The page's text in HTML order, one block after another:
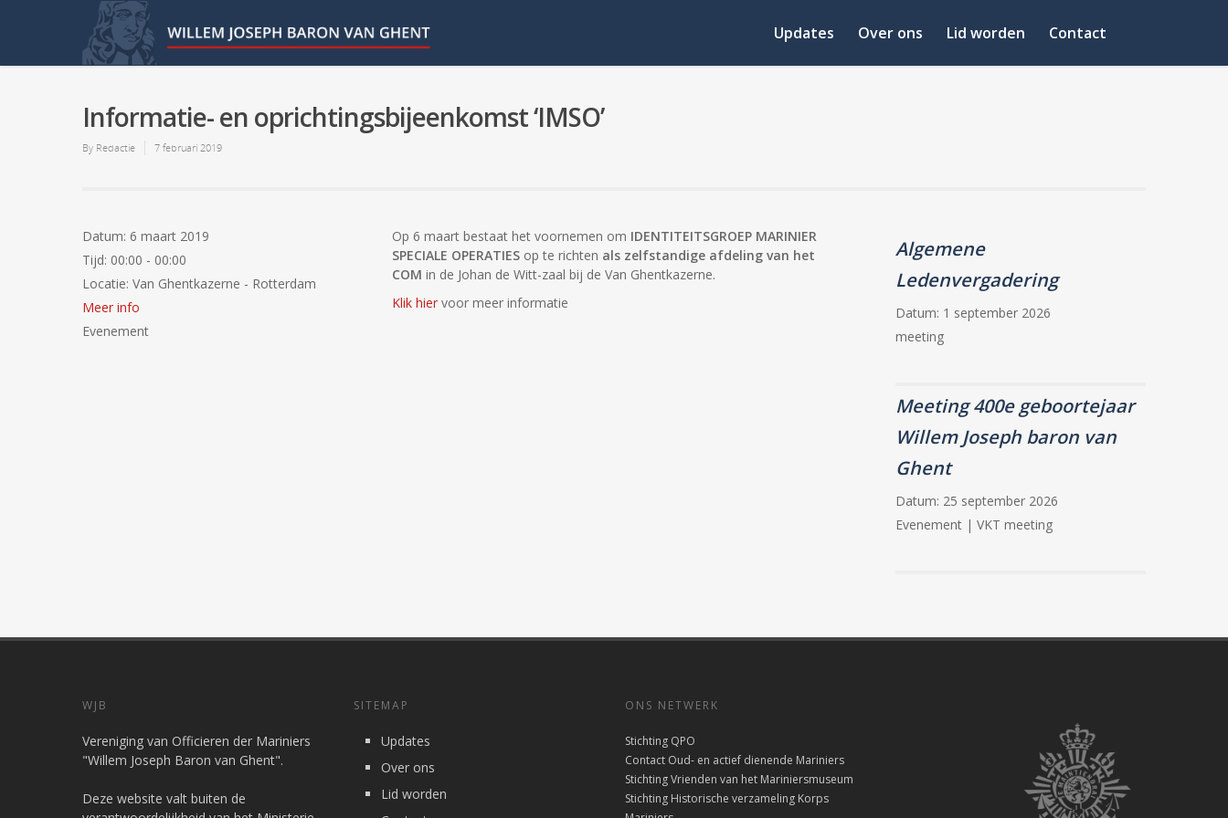
Updates Over ons Lid worden Contact
Informatie- en oprichtingsbijeenkomst ‘IMSO’
By Redactie 7 februari 2019
Datum: 6 maart 2019
Tijd: 00:00 - 00:00
Locatie: Van Ghentkazerne - Rotterdam
Meer info
Evenement
Op 6 maart bestaat het voornemen om IDENTITEITSGROEP MARINIER
SPECIALE OPERATIESop te richten als zelfstandige afdeling van het
COM in de Johan de Witt-zaal bij de Van Ghentkazerne.
Klik hiervoor meer informatie
Algemene
Ledenvergadering
Datum: 1 september 2026
meeting
Meeting 400e geboortejaar
Willem Joseph baron van
Ghent
Datum: 25 september 2026
Evenement | VKT meeting
WJB
Vereniging van Officieren der Mariniers
"Willem Joseph Baron van Ghent".
Deze website valt buiten de
SITEMAP
Updates
Over ons
Lid worden
ONS NETWERK
Stichting QPO
Contact Oud- en actief dienende Mariniers
Stichting Vrienden van het Mariniersmuseum
Stichting Historische verzameling Korps